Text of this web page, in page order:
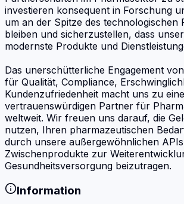
investieren konsequent in Forschung
um an der Spitze des technologischen
bleiben und sicherzustellen, dass
modernste Produkte und
Das unerschütterliche Engagement
für Qualität, Compliance,
Kundenzufriedenheit macht uns zu
vertrauenswürdigen Partner für
weltweit. Wir freuen uns darauf, die
nutzen, Ihren pharmazeutischen
durch unsere außergewöhnlichen
Zwischenprodukte zur
Gesundheitsversorgung beizutragen.
Information